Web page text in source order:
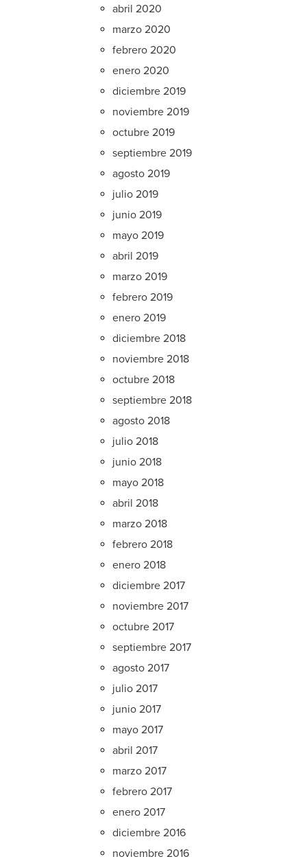
abril 2020
marzo 2020
febrero 2020
enero 2020
diciembre 2019
noviembre 2019
octubre 2019
septiembre 2019
agosto 2019
julio 2019
junio 2019
mayo 2019
abril 2019
marzo 2019
febrero 2019
enero 2019
diciembre 2018
noviembre 2018
octubre 2018
septiembre 2018
agosto 2018
julio 2018
junio 2018
mayo 2018
abril 2018
marzo 2018
febrero 2018
enero 2018
diciembre 2017
noviembre 2017
octubre 2017
septiembre 2017
agosto 2017
julio 2017
junio 2017
mayo 2017
abril 2017
marzo 2017
febrero 2017
enero 2017
diciembre 2016
noviembre 2016